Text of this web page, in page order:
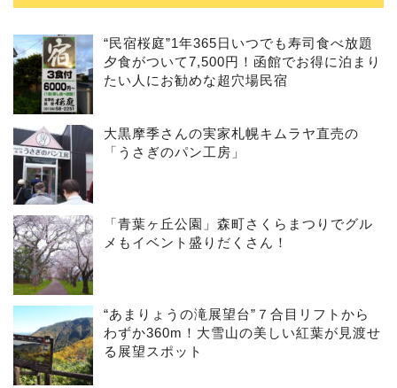
“民宿桜庭”1年365日いつでも寿司食べ放題
夕食がついて7,500円！函館でお得に泊まり
たい人にお勧めな超穴場民宿
大黒摩季さんの実家札幌キムラヤ直売の
「うさぎのパン工房」
「青葉ヶ丘公園」森町さくらまつりでグル
メもイベント盛りだくさん！
“あまりょうの滝展望台”７合目リフトから
わずか360m！大雪山の美しい紅葉が見渡せ
る展望スポット